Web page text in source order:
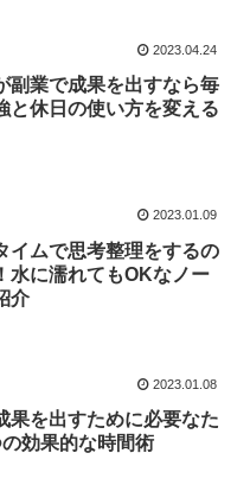
2023.04.24
副業で成果を出すなら毎
と休日の使い方を変える
2023.01.09
イムで思考整理をするの
水に濡れてもOKなノー
介
2023.01.08
果を出すために必要なた
効果的な時間術